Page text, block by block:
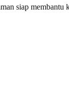
siap